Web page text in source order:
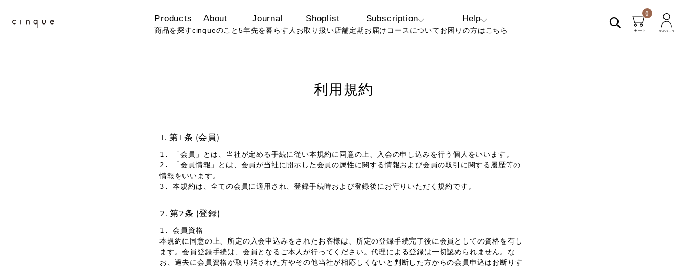
Products
商品を探す
About
cinqueのこと
Journal
5年先を暮らす人
Shoplist
お取り扱い店舗
Subscription
定期お届けコースについて
お得なおまとめ定
期コースについて
Help
お困りの方はこちら
0
利用規約
第1条 (会員)
1. 「会員」とは、当社が定める手続に従い本規約に同意の上、入会の申し込みを行う個人をいいます。
2. 「会員情報」とは、会員が当社に開示した会員の属性に関する情報および会員の取引に関する履歴等の
情報をいいます。
3. 本規約は、全ての会員に適用され、登録手続時および登録後にお守りいただく規約です。
第2条 (登録)
1. 会員資格
本規約に同意の上、所定の入会申込みをされたお客様は、所定の登録手続完了後に会員としての資格を有し
ます。会員登録手続は、会員となるご本人が行ってください。代理による登録は一切認められません。な
お、過去に会員資格が取り消された方やその他当社が相応しくないと判断した方からの会員申込はお断りす